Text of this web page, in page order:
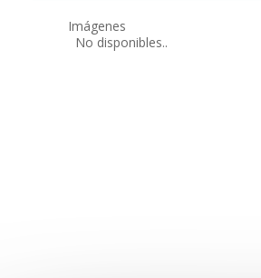
Imágenes
No disponibles..